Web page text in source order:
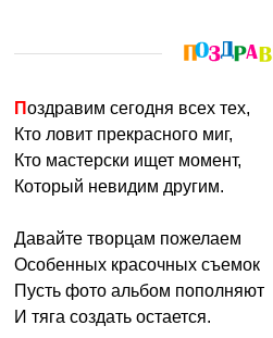
Поздравим сегодня всех тех,
Кто ловит прекрасного миг,
Кто мастерски ищет момент,
Который невидим другим.
Давайте творцам пожелаем
Особенных красочных съемок
Пусть фото альбом пополняют
И тяга создать остается.